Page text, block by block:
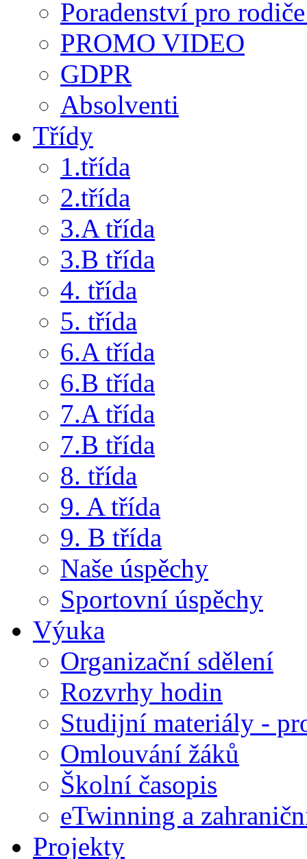
Poradenství pro
PROMO VIDEO
GDPR
Absolventi
Třídy
1.třída
2.třída
3.A třída
3.B třída
4. třída
5. třída
6.A třída
6.B třída
7.A třída
7.B třída
8. třída
9. A třída
9. B třída
Naše úspěchy
Sportovní úspěchy
Výuka
Organizační sdělení
Rozvrhy hodin
Studijní materiály -
Omlouvání žáků
Školní časopis
eTwinning a
Projekty